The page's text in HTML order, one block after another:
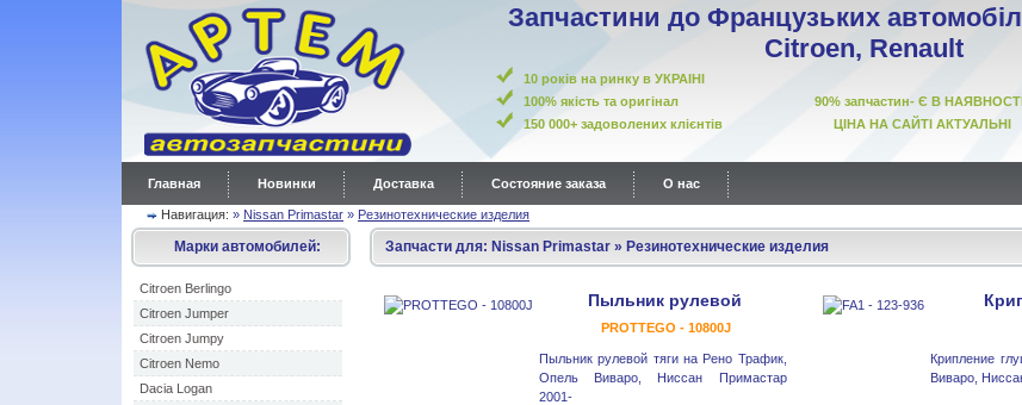
Запчастини до Французьких
Citroen, Renault
10 років на ринку в УКРАІНІ
100% якість та оригінал 90% запчастин- Є В
150 000+ задоволених клієнтів ЦІНА НА САЙТІ АКТУАЛЬНІ
Главная Новинки Доставка Состояние заказа О нас
Навигация: » Nissan Primastar » Резинотехнические изделия
Марки автомобилей:
Citroen Berlingo
Citroen Jumper
Citroen Jumpy
Citroen Nemo
Dacia Logan
Запчасти для: Nissan Primastar » Резинотехнические изделия
Пыльник рулевой
PROTTEGO - 10800J
Пыльник рулевой тяги на Рено Трафик,
Опель Виваро, Ниссан Примастар
2001-
Крипление
Виваро,